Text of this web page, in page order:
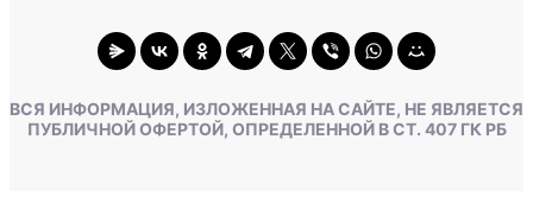
ВСЯ ИНФОРМАЦИЯ, ИЗЛОЖЕННАЯ НА САЙТЕ, НЕ ЯВЛЯЕТСЯ
ПУБЛИЧНОЙ ОФЕРТОЙ, ОПРЕДЕЛЕННОЙ В СТ. 407 ГК РБ